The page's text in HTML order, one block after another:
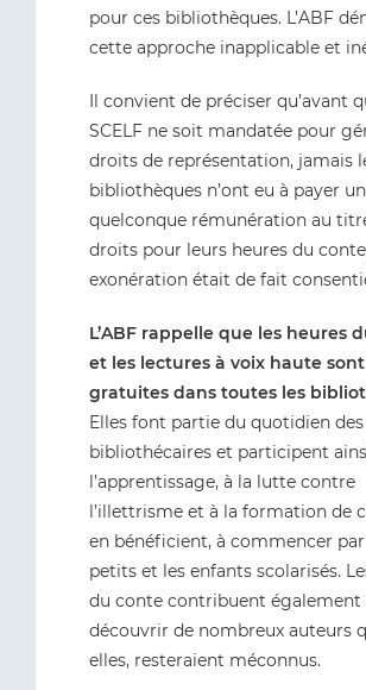
pour ces bibliothèques. L’ABF
cette approche inapplicable et
Il convient de préciser qu’avant
SCELF ne soit mandatée pour
droits de représentation, jamais
bibliothèques n’ont eu à payer
quelconque rémunération au
droits pour leurs heures du
exonération était de fait
L’ABF rappelle que les heures
et les lectures à voix haute sont
gratuites dans toutes les
Elles font partie du quotidien des
bibliothécaires et participent
l’apprentissage, à la lutte contre
l’illettrisme et à la formation de
en bénéficient, à commencer
petits et les enfants scolarisés.
du conte contribuent également
découvrir de nombreux auteurs
elles, resteraient méconnus.